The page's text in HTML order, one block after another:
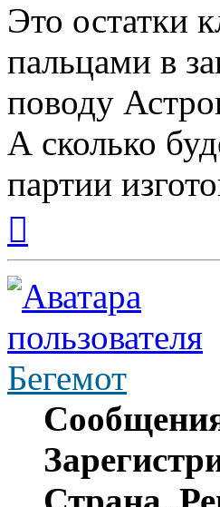
Это остатки
пальцами в
поводу
А сколько
партии
началу
Бегемот